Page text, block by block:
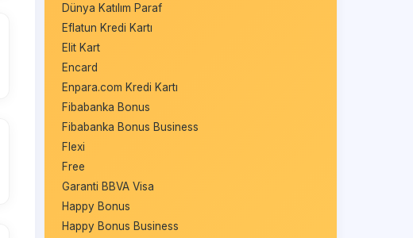
Dünya Katılım Paraf
Eflatun Kredi Kartı
Elit Kart
Encard
Enpara.com Kredi Kartı
Fibabanka Bonus
Fibabanka Bonus Business
Flexi
Free
Garanti BBVA Visa
Happy Bonus
Happy Bonus Business